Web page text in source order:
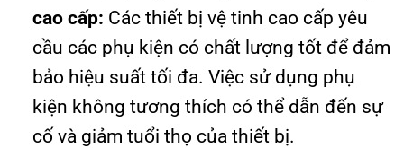
cao cấp: Các thiết bị vệ tinh cao cấp yêu
cầu các phụ kiện có chất lượng tốt để đảm
bảo hiệu suất tối đa. Việc sử dụng phụ
kiện không tương thích có thể dẫn đến sự
cố và giảm tuổi thọ của thiết bị.